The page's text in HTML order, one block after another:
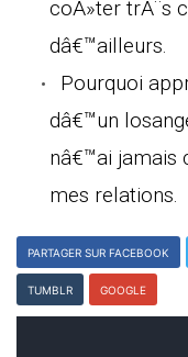
coÃ»ter trÃ¨s
dâ€™ailleurs.
Pourquoi
dâ€™un
nâ€™ai jamais
mes relations.
PARTAGER SUR FACEBOOK
TUMBLR GOOGLE